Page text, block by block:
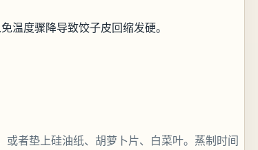
温度骤降导致饺子皮回缩发硬。
者垫上硅油纸、胡萝卜片、白菜叶。蒸制时间